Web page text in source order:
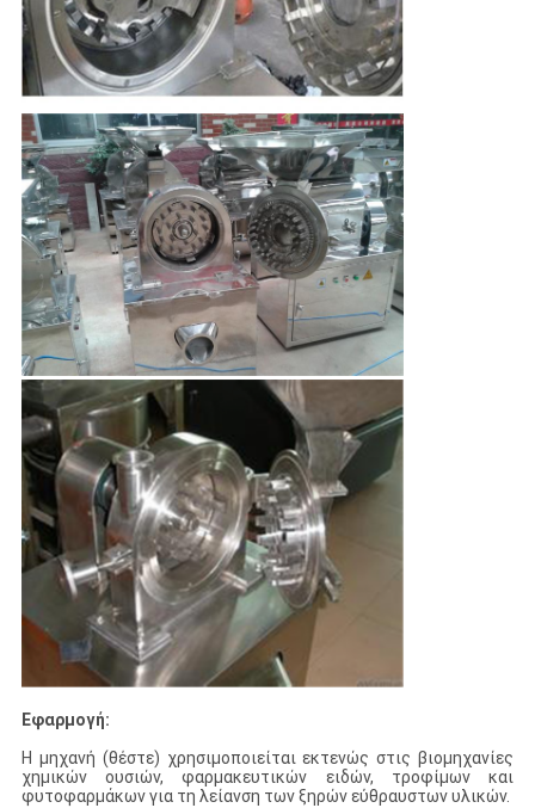
Εφαρμογή:
Η μηχανή (θέστε) χρησιμοποιείται εκτενώς στις βιομηχανίες
χημικών ουσιών, φαρμακευτικών ειδών, τροφίμων και
φυτοφαρμάκων για τη λείανση των ξηρών εύθραυστων υλικών.